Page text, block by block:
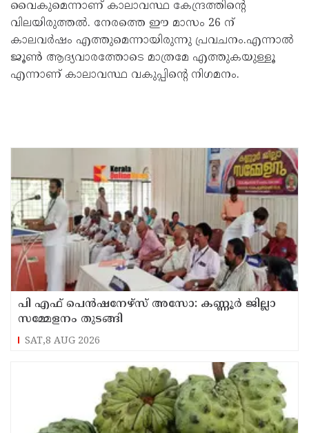
വൈകുമെന്നാണ് കാലാവസ്ഥ കേന്ദ്രത്തിന്റെ
വിലയിരുത്തൽ. നേരത്തെ ഈ മാസം 26 ന്
കാലവർഷം എത്തുമെന്നായിരുന്നു പ്രവചനം.എന്നാൽ
ജൂൺ ആദ്യവാരത്തോടെ മാത്രമേ എത്തുകയുള്ളൂ
എന്നാണ് കാലാവസ്ഥ വകുപ്പിന്റെ നിഗമനം.
പി എഫ് പെൻഷനേഴ്സ് അസോ: കണ്ണൂർ ജില്ലാ
സമ്മേളനം തുടങ്ങി
SAT,8 AUG 2026